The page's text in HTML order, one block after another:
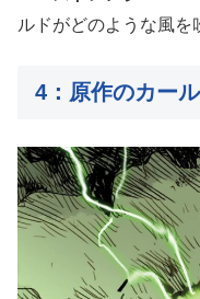
ルドがどのような風を
4：原作のカー